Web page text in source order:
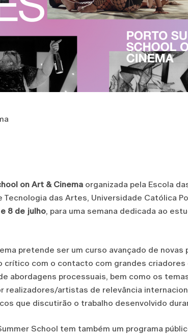
on Art & Cinema organizada pela Escola
das Artes, Universidade Católica
8 de julho, para uma semana dedicada ao
pretende ser um curso avançado de novas
crítico com o contacto com grandes criadores
abordagens processuais, bem como os
realizadores/artistas de relevância
que discutirão o trabalho desenvolvido
School tem também um programa